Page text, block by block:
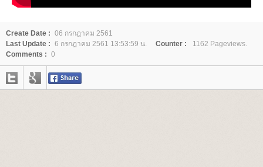
Create Date : 06 กรกฎาคม 2561
Last Update : 6 กรกฎาคม 2561 13:53:59 น. Counter :
1162 Pageviews.
Comments : 0